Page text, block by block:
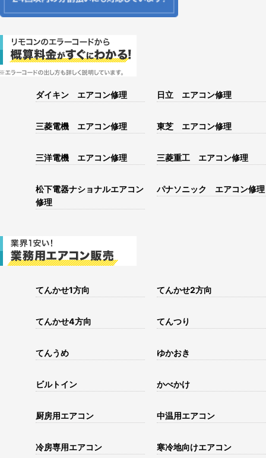
ダイキン エアコン修理 日立 エアコン修理
三菱電機 エアコン修理 東芝 エアコン修理
三洋電機 エアコン修理 三菱重工 エアコン修理
松下電器ナショナルエアコン
修理
パナソニック エアコン修理
てんかせ1方向 てんかせ2方向
てんかせ4方向 てんつり
てんうめ ゆかおき
ビルトイン かべかけ
厨房用エアコン 中温用エアコン
冷房専用エアコン 寒冷地向けエアコン